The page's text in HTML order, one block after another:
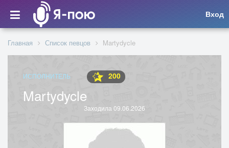
Вход
Главная Список певцов Martydycle
ИСПОЛНИТЕЛЬ 200
Martydycle
Заходила 09.06.2026